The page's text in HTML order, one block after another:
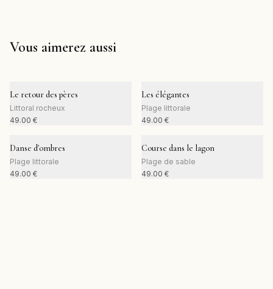
Vous aimerez aussi
Le retour des pères
Littoral rocheux
49.00 €
Les élégantes
Plage littorale
49.00 €
Danse d'ombres
Plage littorale
49.00 €
Course dans le lagon
Plage de sable
49.00 €